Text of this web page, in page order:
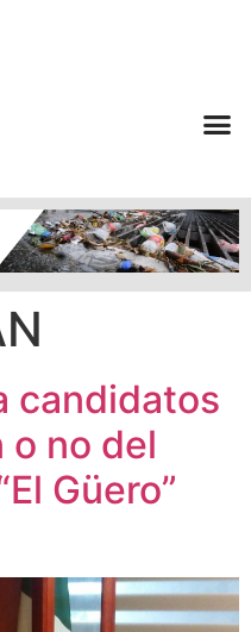
candidatos
o no del
Güero”